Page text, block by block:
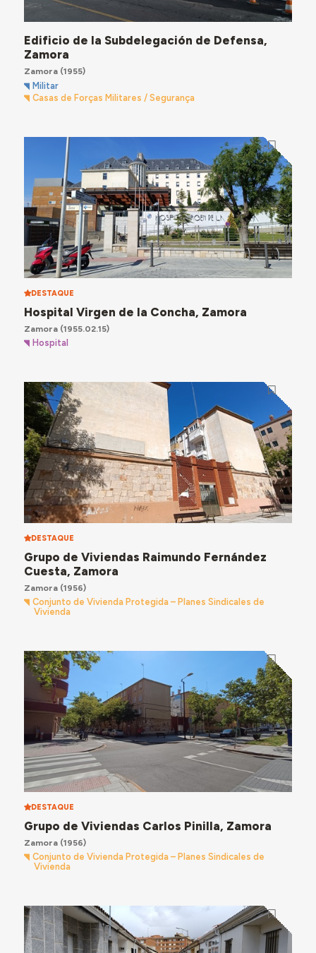
Edificio de la Subdelegación de Defensa,
Zamora
Zamora(1955)
Militar
Casas de Forças Militares / Segurança
DESTAQUE
Hospital Virgen de la Concha, Zamora
Zamora(1955.02.15)
Hospital
DESTAQUE
Grupo de Viviendas Raimundo Fernández
Cuesta, Zamora
Zamora(1956)
Conjunto de Vivienda Protegida – Planes Sindicales de
Vivienda
DESTAQUE
Grupo de Viviendas Carlos Pinilla, Zamora
Zamora(1956)
Conjunto de Vivienda Protegida – Planes Sindicales de
Vivienda